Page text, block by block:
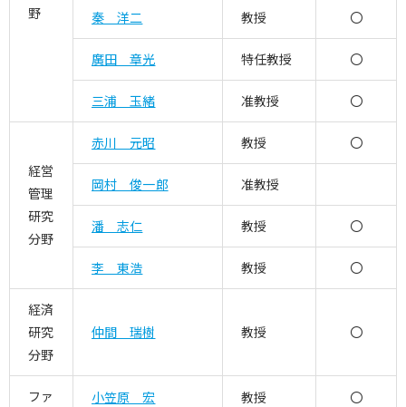
野
秦 洋二 教授 〇
廣田 章光 特任教授 〇
三浦 玉緒 准教授 〇
経営
管理
研究
分野
赤川 元昭 教授 〇
岡村 俊一郎 准教授
潘 志仁 教授 〇
李 東浩 教授 〇
経済
研究
分野
仲間 瑞樹 教授 〇
ファ
小笠原 宏 教授 〇